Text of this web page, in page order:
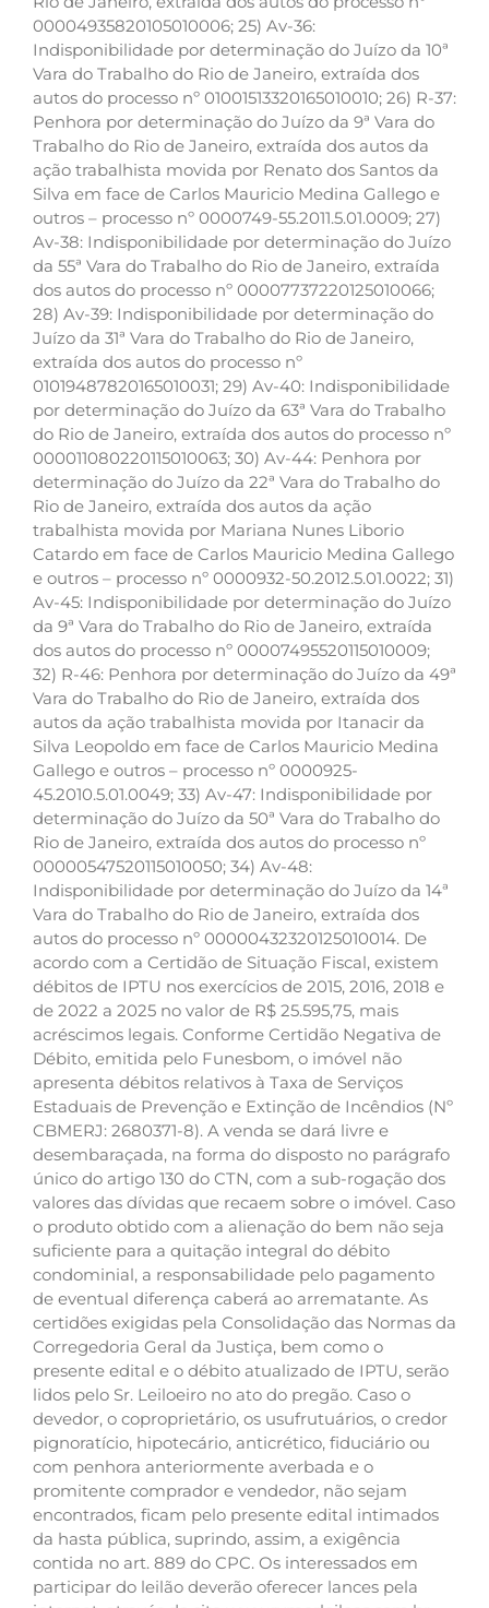
00004935820105010006; 25) Av-36:
Indisponibilidade por determinação do Juízo da 10ª
Vara do Trabalho do Rio de Janeiro, extraída dos
autos do processo nº 01001513320165010010; 26) R-37:
Penhora por determinação do Juízo da 9ª Vara do
Trabalho do Rio de Janeiro, extraída dos autos da
ação trabalhista movida por Renato dos Santos da
Silva em face de Carlos Mauricio Medina Gallego e
outros – processo nº 0000749-55.2011.5.01.0009; 27)
Av-38: Indisponibilidade por determinação do Juízo
da 55ª Vara do Trabalho do Rio de Janeiro, extraída
dos autos do processo nº 00007737220125010066;
28) Av-39: Indisponibilidade por determinação do
Juízo da 31ª Vara do Trabalho do Rio de Janeiro,
extraída dos autos do processo nº
01019487820165010031; 29) Av-40: Indisponibilidade
por determinação do Juízo da 63ª Vara do Trabalho
do Rio de Janeiro, extraída dos autos do processo nº
000011080220115010063; 30) Av-44: Penhora por
determinação do Juízo da 22ª Vara do Trabalho do
Rio de Janeiro, extraída dos autos da ação
trabalhista movida por Mariana Nunes Liborio
Catardo em face de Carlos Mauricio Medina Gallego
e outros – processo nº 0000932-50.2012.5.01.0022; 31)
Av-45: Indisponibilidade por determinação do Juízo
da 9ª Vara do Trabalho do Rio de Janeiro, extraída
dos autos do processo nº 00007495520115010009;
32) R-46: Penhora por determinação do Juízo da 49ª
Vara do Trabalho do Rio de Janeiro, extraída dos
autos da ação trabalhista movida por Itanacir da
Silva Leopoldo em face de Carlos Mauricio Medina
Gallego e outros – processo nº 0000925-
45.2010.5.01.0049; 33) Av-47: Indisponibilidade por
determinação do Juízo da 50ª Vara do Trabalho do
Rio de Janeiro, extraída dos autos do processo nº
00000547520115010050; 34) Av-48:
Indisponibilidade por determinação do Juízo da 14ª
Vara do Trabalho do Rio de Janeiro, extraída dos
autos do processo nº 00000432320125010014. De
acordo com a Certidão de Situação Fiscal, existem
débitos de IPTU nos exercícios de 2015, 2016, 2018 e
de 2022 a 2025 no valor de R$ 25.595,75, mais
acréscimos legais. Conforme Certidão Negativa de
Débito, emitida pelo Funesbom, o imóvel não
apresenta débitos relativos à Taxa de Serviços
Estaduais de Prevenção e Extinção de Incêndios (Nº
CBMERJ: 2680371-8). A venda se dará livre e
desembaraçada, na forma do disposto no parágrafo
único do artigo 130 do CTN, com a sub-rogação dos
valores das dívidas que recaem sobre o imóvel. Caso
o produto obtido com a alienação do bem não seja
suficiente para a quitação integral do débito
condominial, a responsabilidade pelo pagamento
de eventual diferença caberá ao arrematante. As
certidões exigidas pela Consolidação das Normas da
Corregedoria Geral da Justiça, bem como o
presente edital e o débito atualizado de IPTU, serão
lidos pelo Sr. Leiloeiro no ato do pregão. Caso o
devedor, o coproprietário, os usufrutuários, o credor
pignoratício, hipotecário, anticrético, fiduciário ou
com penhora anteriormente averbada e o
promitente comprador e vendedor, não sejam
encontrados, ficam pelo presente edital intimados
da hasta pública, suprindo, assim, a exigência
contida no art. 889 do CPC. Os interessados em
participar do leilão deverão oferecer lances pela